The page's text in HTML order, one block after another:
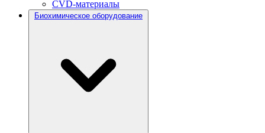
CVD-материалы
Биохимическое оборудование